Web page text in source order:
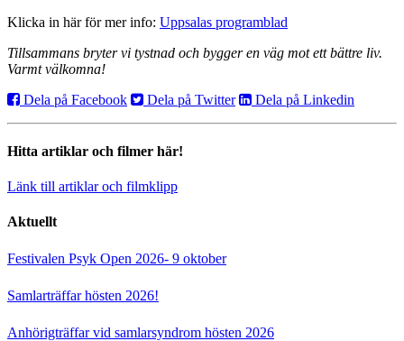
Klicka in här för mer info: Uppsalas programblad
Tillsammans bryter vi tystnad och bygger en väg mot ett bättre liv.
Varmt välkomna!
Dela på Facebook
Dela på Twitter Dela på Linkedin
Hitta artiklar och filmer här!
Länk till artiklar och filmklipp
Aktuellt
Festivalen Psyk Open 2026- 9 oktober
Samlarträffar hösten 2026!
Anhörigträffar vid samlarsyndrom hösten 2026